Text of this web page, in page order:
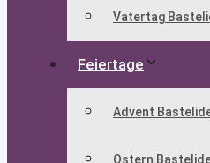
Vatertag
Feiertage
Advent
Ostern